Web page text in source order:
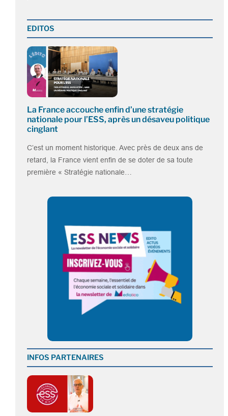
EDITOS
La France accouche enfin d’une stratégie
nationale pour l’ESS, après un désaveu politique
cinglant
C’est un moment historique. Avec près de deux ans de
retard, la France vient enfin de se doter de sa toute
première « Stratégie nationale…
INFOS PARTENAIRES